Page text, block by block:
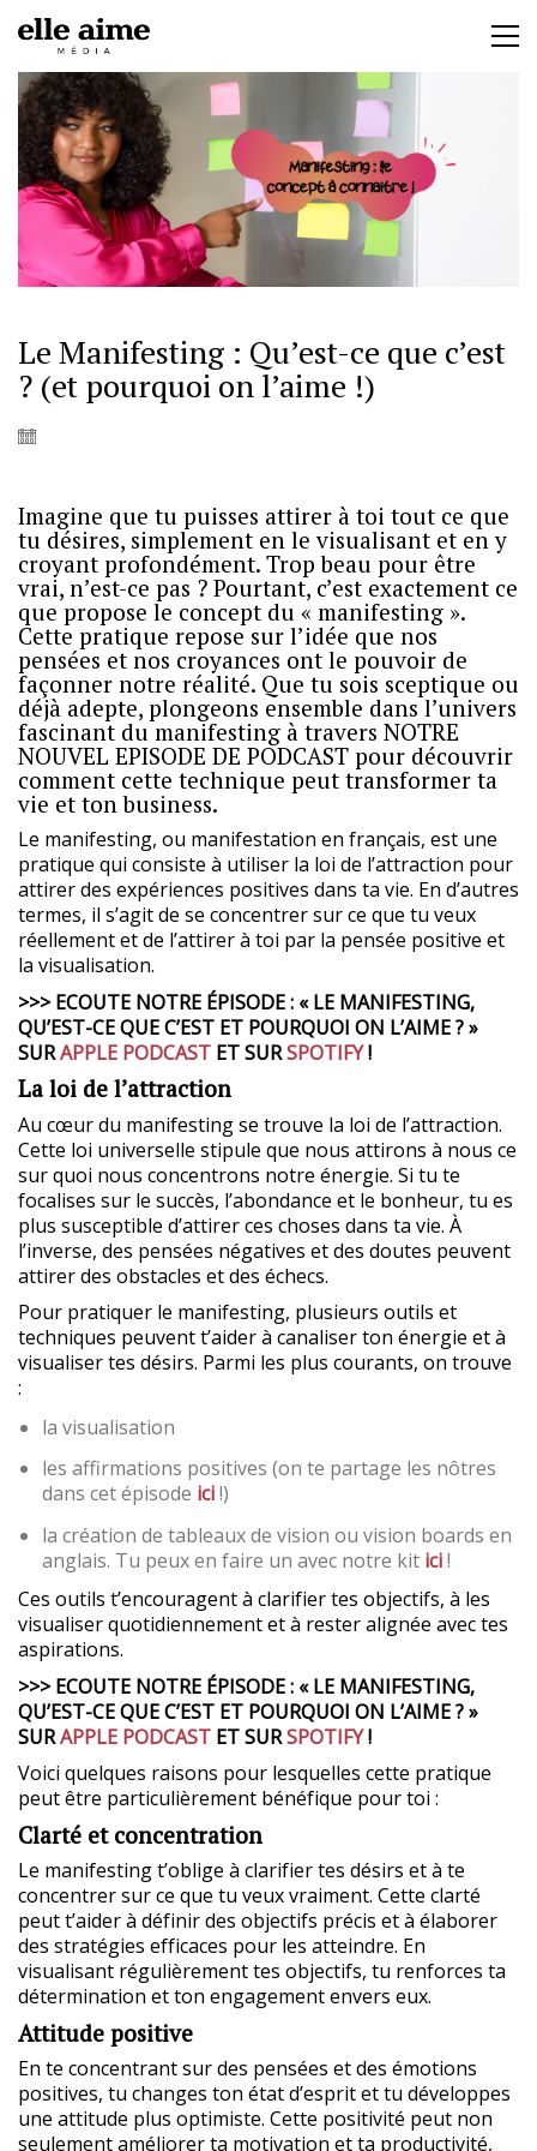
Le Manifesting : Qu’est-ce que c’est
? (et pourquoi on l’aime !)
Imagine que tu puisses attirer à toi tout ce que
tu désires, simplement en le visualisant et en y
croyant profondément. Trop beau pour être
vrai, n’est-ce pas ? Pourtant, c’est exactement ce
que propose le concept du « manifesting ».
Cette pratique repose sur l’idée que nos
pensées et nos croyances ont le pouvoir de
façonner notre réalité. Que tu sois sceptique ou
déjà adepte, plongeons ensemble dans l’univers
fascinant du manifesting à travers NOTRE
NOUVEL EPISODE DE PODCAST pour découvrir
comment cette technique peut transformer ta
vie et ton business.
Le manifesting, ou manifestation en français, est une
pratique qui consiste à utiliser la loi de l’attraction pour
attirer des expériences positives dans ta vie. En d’autres
termes, il s’agit de se concentrer sur ce que tu veux
réellement et de l’attirer à toi par la pensée positive et
la visualisation.
>>> ECOUTE NOTRE ÉPISODE : « LE MANIFESTING,
QU’EST-CE QUE C’EST ET POURQUOI ON L’AIME ? »
SURAPPLE PODCAST ET SURSPOTIFY!
La loi de l’attraction
Au cœur du manifesting se trouve la loi de l’attraction.
Cette loi universelle stipule que nous attirons à nous ce
sur quoi nous concentrons notre énergie. Si tu te
focalises sur le succès, l’abondance et le bonheur, tu es
plus susceptible d’attirer ces choses dans ta vie. À
l’inverse, des pensées négatives et des doutes peuvent
attirer des obstacles et des échecs.
Pour pratiquer le manifesting, plusieurs outils et
techniques peuvent t’aider à canaliser ton énergie et à
visualiser tes désirs. Parmi les plus courants, on trouve
:
la visualisation
les affirmations positives (on te partage les nôtres
dans cet épisode ici!)
la création de tableaux de vision ou vision boards en
anglais. Tu peux en faire un avec notre kit ici!
Ces outils t’encouragent à clarifier tes objectifs, à les
visualiser quotidiennement et à rester alignée avec tes
aspirations.
>>> ECOUTE NOTRE ÉPISODE : « LE MANIFESTING,
QU’EST-CE QUE C’EST ET POURQUOI ON L’AIME ? »
SURAPPLE PODCAST ET SURSPOTIFY!
Voici quelques raisons pour lesquelles cette pratique
peut être particulièrement bénéfique pour toi :
Clarté et concentration
Le manifesting t’oblige à clarifier tes désirs et à te
concentrer sur ce que tu veux vraiment. Cette clarté
peut t’aider à définir des objectifs précis et à élaborer
des stratégies efficaces pour les atteindre. En
visualisant régulièrement tes objectifs, tu renforces ta
détermination et ton engagement envers eux.
Attitude positive
En te concentrant sur des pensées et des émotions
positives, tu changes ton état d’esprit et tu développes
une attitude plus optimiste. Cette positivité peut non
seulement améliorer ta motivation et ta productivité,